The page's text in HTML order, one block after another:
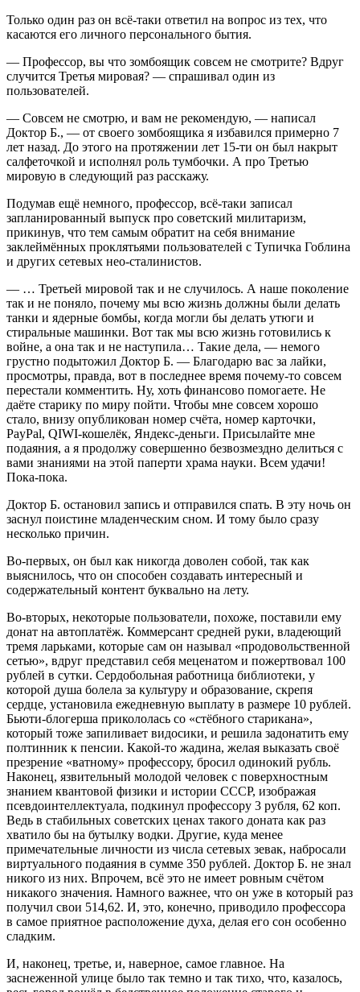
Только один раз он всё-таки ответил на вопрос из тех, что
касаются его личного персонального бытия.
— Профессор, вы что зомбоящик совсем не смотрите? Вдруг
случится Третья мировая? — спрашивал один из
пользователей.
— Совсем не смотрю, и вам не рекомендую, — написал
Доктор Б., — от своего зомбоящика я избавился примерно 7
лет назад. До этого на протяжении лет 15-ти он был накрыт
салфеточкой и исполнял роль тумбочки. А про Третью
мировую в следующий раз расскажу.
Подумав ещё немного, профессор, всё-таки записал
запланированный выпуск про советский милитаризм,
прикинув, что тем самым обратит на себя внимание
заклеймённых проклятьями пользователей с Тупичка Гоблина
и других сетевых нео-сталинистов.
— … Третьей мировой так и не случилось. А наше поколение
так и не поняло, почему мы всю жизнь должны были делать
танки и ядерные бомбы, когда могли бы делать утюги и
стиральные машинки. Вот так мы всю жизнь готовились к
войне, а она так и не наступила… Такие дела, — немого
грустно подытожил Доктор Б. — Благодарю вас за лайки,
просмотры, правда, вот в последнее время почему-то совсем
перестали комментить. Ну, хоть финансово помогаете. Не
даёте старику по миру пойти. Чтобы мне совсем хорошо
стало, внизу опубликован номер счёта, номер карточки,
PayPal, QIWI-кошелёк, Яндекс-деньги. Присылайте мне
подаяния, а я продолжу совершенно безвозмездно делиться с
вами знаниями на этой паперти храма науки. Всем удачи!
Пока-пока.
Доктор Б. остановил запись и отправился спать. В эту ночь он
заснул поистине младенческим сном. И тому было сразу
несколько причин.
Во-первых, он был как никогда доволен собой, так как
выяснилось, что он способен создавать интересный и
содержательный контент буквально на лету.
Во-вторых, некоторые пользователи, похоже, поставили ему
донат на автоплатёж. Коммерсант средней руки, владеющий
тремя ларьками, которые сам он называл «продовольственной
сетью», вдруг представил себя меценатом и пожертвовал 100
рублей в сутки. Сердобольная работница библиотеки, у
которой душа болела за культуру и образование, скрепя
сердце, установила ежедневную выплату в размере 10 рублей.
Бьюти-блогерша прикололась со «стёбного старикана»,
который тоже запиливает видосики, и решила задонатить ему
полтинник к пенсии. Какой-то жадина, желая выказать своё
презрение «ватному» профессору, бросил одинокий рубль.
Наконец, язвительный молодой человек с поверхностным
знанием квантовой физики и истории СССР, изображая
псевдоинтеллектуала, подкинул профессору 3 рубля, 62 коп.
Ведь в стабильных советских ценах такого доната как раз
хватило бы на бутылку водки. Другие, куда менее
примечательные личности из числа сетевых зевак, набросали
виртуального подаяния в сумме 350 рублей. Доктор Б. не знал
никого из них. Впрочем, всё это не имеет ровным счётом
никакого значения. Намного важнее, что он уже в который раз
получил свои 514,62. И, это, конечно, приводило профессора
в самое приятное расположение духа, делая его сон особенно
сладким.
И, наконец, третье, и, наверное, самое главное. На
заснеженной улице было так темно и так тихо, что, казалось,